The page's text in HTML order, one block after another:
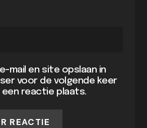
e-mail en site opslaan in
voor de volgende keer
een reactie plaats.
REACTIE